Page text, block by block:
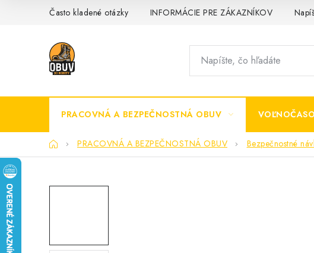
Často kladené otázky INFORMÁCIE PRE ZÁKAZNÍKOV
PRACOVNÁ A BEZPEČNOSTNÁ OBUV
DomovPRACOVNÁ A BEZPEČNOSTNÁ OBUV Bezpečnostné